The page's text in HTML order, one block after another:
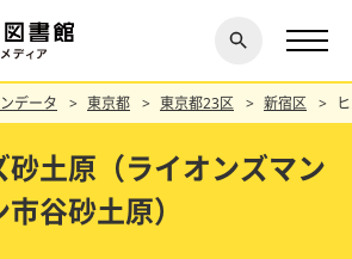
探す
閉じ
る
データ 東京都 東京都23区 新宿区
砂土原（ライオンズマン
谷砂土原）